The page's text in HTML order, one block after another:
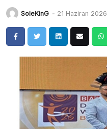
SoleKinG - 21 Haziran 2026